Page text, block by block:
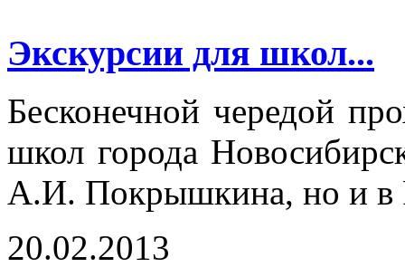
Экскурсии для школ...
Бесконечной чередой
школ города
А.И. Покрышкина, но и в
20.02.2013